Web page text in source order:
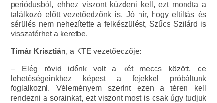
periódusból, ehhez viszont küzdeni kell, ezt mondta a
találkozó előtt vezetőedzőnk is. Jó hír, hogy eltiltás és
sérülés nem nehezítette a felkészülést, Szűcs Szilárd is
visszatérhet a keretbe.
Tímár Krisztián, a KTE vezetőedzője:
– Elég rövid időnk volt a két meccs között, de
lehetőségeinkhez képest a fejekkel próbáltunk
foglalkozni. Véleményem szerint ezen a téren kell
rendezni a sorainkat, ezt viszont most is csak úgy tudjuk